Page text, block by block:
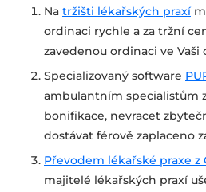
Na tržišti lékařských praxí
ordinaci rychle a za tržní
zavedenou ordinaci ve Vaši
Specializovaný software
ambulantním specialistům
bonifikace, nevracet
dostávat férově zaplaceno
Převodem lékařské praxe z
majitelé lékařských praxí